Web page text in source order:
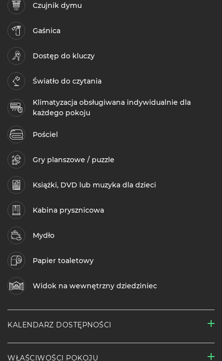
Czujnik dymu
Gaśnica
Dostęp do kluczy
Światło do czytania
Klimatyzacja obsługiwana indywidualnie dla
każdego pokoju
Pościel
Gry planszowe / puzzle
Książki, DVD lub muzyka dla dzieci
Kabina prysznicowa
Mydło
Papier toaletowy
Widok na wewnętrzny dziedziniec
KALENDARZ DOSTĘPNOŚCI
WŁAŚCIWOŚCI POKOJU